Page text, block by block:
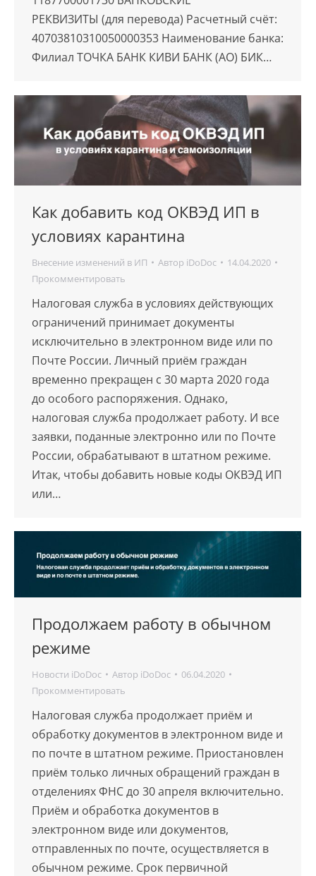
РЕКВИЗИТЫ (для перевода) Расчетный счёт:
40703810310050000353 Наименование банка:
Филиал ТОЧКА БАНК КИВИ БАНК (АО) БИК…
Как добавить код ОКВЭД ИП в
условиях карантина
Внесение изменений в ИП Автор iDoDoc
14.04.2020
Прокомментировать
Налоговая служба в условиях действующих
ограничений принимает документы
исключительно в электронном виде или по
Почте России. Личный приём граждан
временно прекращен c 30 марта 2020 года
до особого распоряжения. Однако,
налоговая служба продолжает работу. И все
заявки, поданные электронно или по Почте
России, обрабатывают в штатном режиме.
Итак, чтобы добавить новые коды ОКВЭД ИП
или…
Продолжаем работу в обычном
режиме
Новости iDoDoc Автор iDoDoc
06.04.2020
Прокомментировать
Налоговая служба продолжает приём и
обработку документов в электронном виде и
по почте в штатном режиме. Приостановлен
приём только личных обращений граждан в
отделениях ФНС до 30 апреля включительно.
Приём и обработка документов в
электронном виде или документов,
отправленных по почте, осуществляется в
обычном режиме. Срок первичной